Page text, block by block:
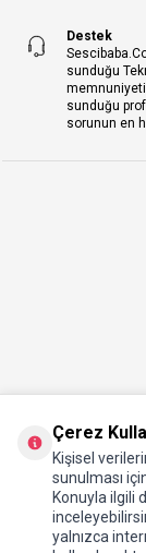
Destek
sunduğu
sunduğu
sorunun en
Çerez
Kişisel
sunulması
Konuyla ilgili
yalnızca